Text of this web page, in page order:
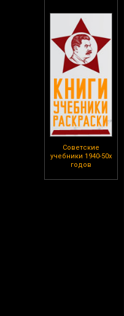
Советские
учебники 1940-50х
годов